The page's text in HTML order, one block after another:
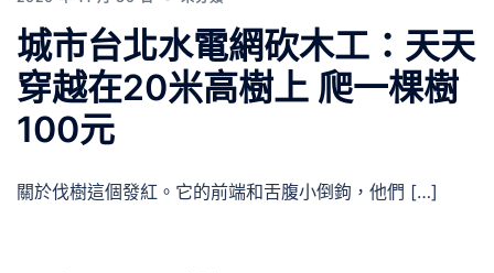
城市台北水電網砍木工：天天
穿越在20米高樹上 爬一棵樹
100元
關於伐樹這個發紅。它的前端和舌腹小倒鉤，他們 […]